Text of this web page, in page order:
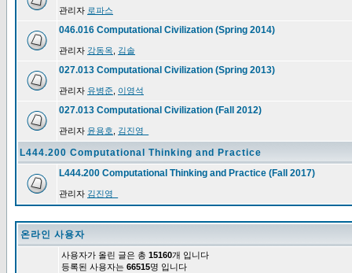
관리자 로파스
046.016 Computational Civilization (Spring 2014)
관리자 강동옥 김솔
027.013 Computational Civilization (Spring 2013)
관리자 유병준 이영석
027.013 Computational Civilization (Fall 2012)
관리자 윤용호 김진영_
L444.200 Computational Thinking and Practice
L444.200 Computational Thinking and Practice (Fall 2017)
관리자 김진영_
온라인 사용자
사용자가 올린 글은 총 15160개 입니다
등록된 사용자는 66515명 입니다